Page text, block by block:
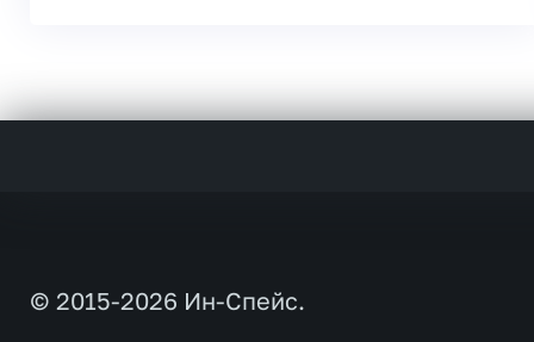
© 2015-2026 Ин-Спейс.